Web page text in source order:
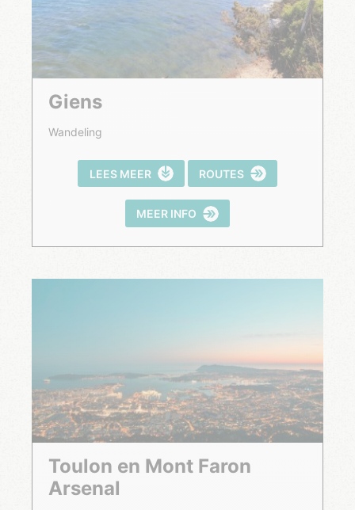
Giens
Wandeling
LEES MEER ROUTES
MEER INFO
Toulon en Mont Faron
Arsenal